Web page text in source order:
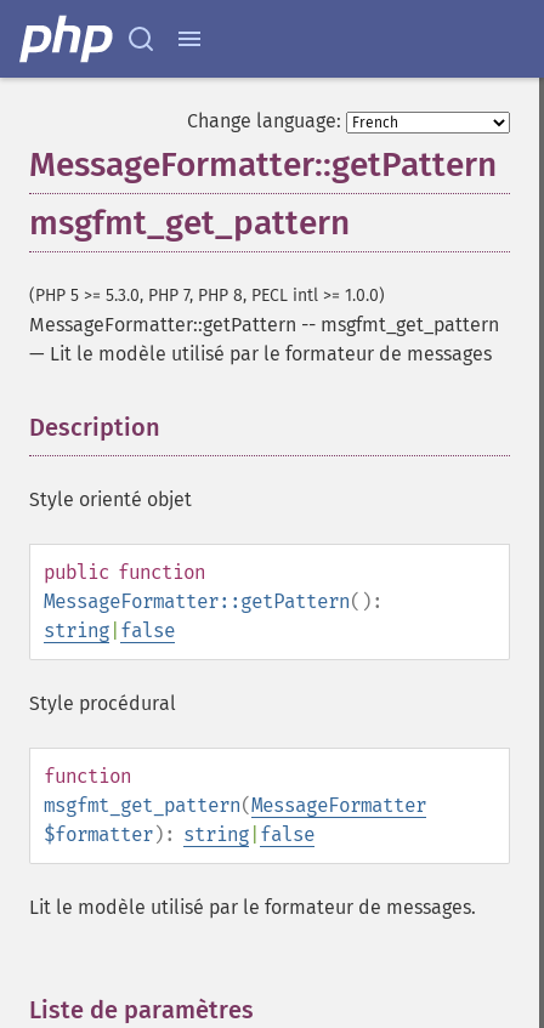
Change language:
MessageFormatter::getPattern
msgfmt_get_pattern
(PHP 5 >= 5.3.0, PHP 7, PHP 8, PECL intl >= 1.0.0)
MessageFormatter::getPattern -- msgfmt_get_pattern
— Lit le modèle utilisé par le formateur de messages
Description
Style orienté objet
public function
MessageFormatter::getPattern():
string false
Style procédural
function
msgfmt_get_pattern(MessageFormatter
$formatter): string false
Lit le modèle utilisé par le formateur de messages.
Liste de paramètres